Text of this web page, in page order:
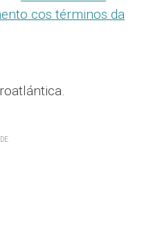
cos términos da